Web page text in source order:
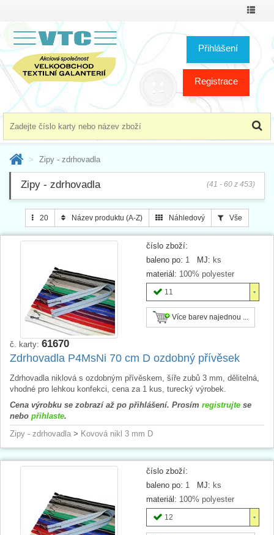
Přihlášení
Registrace
Zipy - zdrhovadla
Zipy - zdrhovadla (41 - 60 z 453)
20 Název produktu (A-Z) Náhledový Vše
číslo zboží:
baleno po: 1 MJ: ks
materiál: 100% polyester
11
Více barev najednou ...
č. karty: 61670
Zdrhovadla P4MsNi 70 cm D ozdobný přívěsek
Zdrhovadla niklová s ozdobným přívěskem, šíře zubů 3 mm, dělitelná,
vhodné pro lehkou konfekci, cena za 1 kus, turecký výrobek.
Cena výrobku se zobrazí až po přihlášení. Prosím registrujte se
nebo přihlaste.
Zipy - zdrhovadla > Kovová nikl 3 mm D
číslo zboží:
baleno po: 1 MJ: ks
materiál: 100% polyester
12